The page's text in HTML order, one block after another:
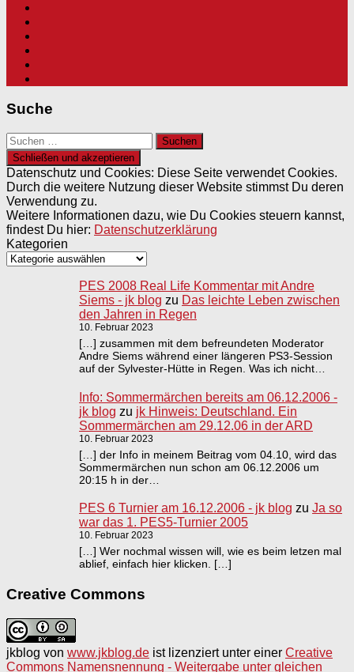
Suche
Suchen
nach:
Datenschutz und Cookies: Diese Seite verwendet Cookies.
Durch die weitere Nutzung dieser Website stimmst Du deren
Verwendung zu.
Weitere Informationen dazu, wie Du Cookies steuern kannst,
findest Du hier: Datenschutzerklärung
Kategorien
PES 2008 Real Life Kommentar mit Andre
Siems - jk blog zu Das leichte Leben zwischen
den Jahren in Regen
10. Februar 2023
[…] zusammen mit dem befreundeten Moderator
Andre Siems während einer längeren PS3-Session
auf der Sylvester-Hütte in Regen. Was ich nicht…
Info: Sommermärchen bereits am 06.12.2006 -
jk blog zu jk Hinweis: Deutschland. Ein
Sommermärchen am 29.12.06 in der ARD
10. Februar 2023
[…] der Info in meinem Beitrag vom 04.10, wird das
Sommermärchen nun schon am 06.12.2006 um
20:15 h in der…
PES 6 Turnier am 16.12.2006 - jk blog zu Ja so
war das 1. PES5-Turnier 2005
10. Februar 2023
[…] Wer nochmal wissen will, wie es beim letzen mal
ablief, einfach hier klicken. […]
Creative Commons
jkblog von www.jkblog.de ist lizenziert unter einer Creative
Commons Namensnennung - Weitergabe unter gleichen